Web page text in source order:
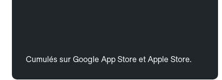
Cumulés sur Google App Store et Apple Store.